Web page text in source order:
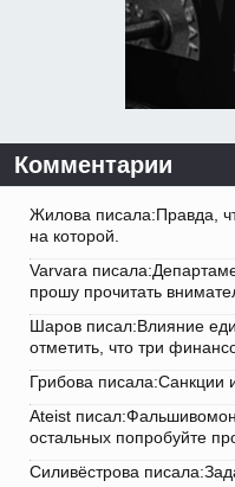
Комментарии
Жилова писала:Правда,
на которой.
Varvara
прошу прочитать
Шаров писал:Влияние
отметить, что три
Грибова писала:Санкции
Ateist
остальных попробуйте
Силивёстрова